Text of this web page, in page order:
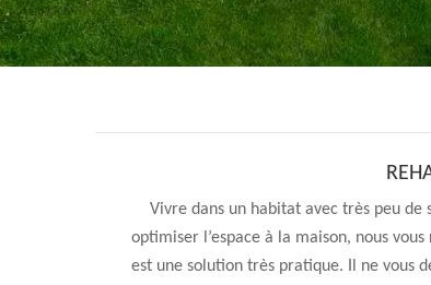
Vivre dans un habitat avec très peu de
optimiser l’espace à la maison, nous
est une solution très pratique. Il ne vous